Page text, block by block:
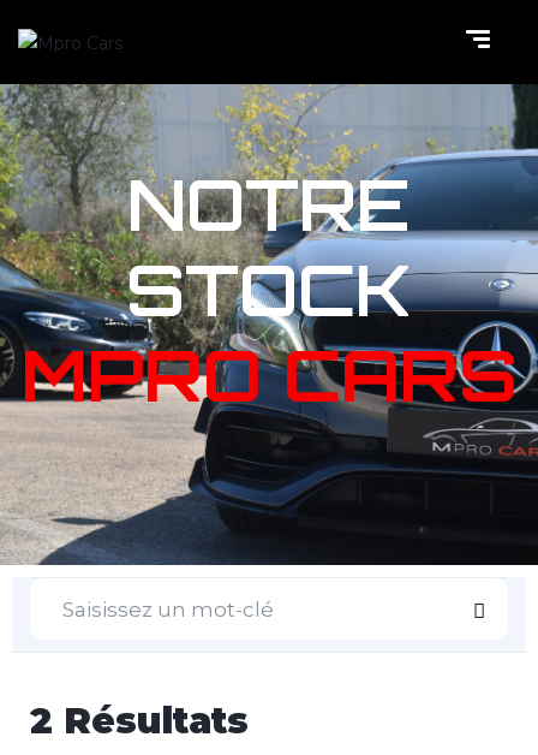
NOTRE
STOCK
MPRO CARS
2 Résultats